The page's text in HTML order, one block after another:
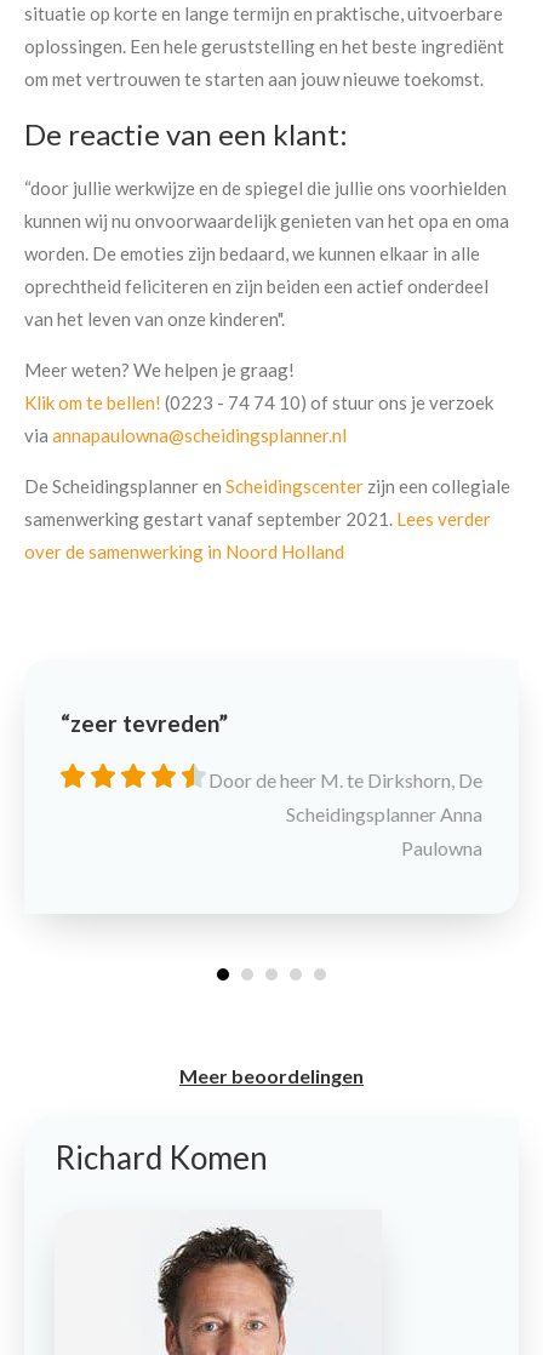
situatie op korte en lange termijn en praktische, uitvoerbare
oplossingen. Een hele geruststelling en het beste ingrediënt
om met vertrouwen te starten aan jouw nieuwe toekomst.
De reactie van een klant:
“door jullie werkwijze en de spiegel die jullie ons voorhielden
kunnen wij nu onvoorwaardelijk genieten van het opa en oma
worden. De emoties zijn bedaard, we kunnen elkaar in alle
oprechtheid feliciteren en zijn beiden een actief onderdeel
van het leven van onze kinderen".
Meer weten? We helpen je graag!
Klik om te bellen! (0223 - 74 74 10) of stuur ons je verzoek
via annapaulowna@scheidingsplanner.nl
De Scheidingsplanner en Scheidingscenter zijn een collegiale
samenwerking gestart vanaf september 2021. Lees verder
over de samenwerking in Noord Holland
zeer tevreden
Door de heer M. te Dirkshorn, De
Scheidingsplanner Anna
Paulowna
Meer beoordelingen
Richard Komen